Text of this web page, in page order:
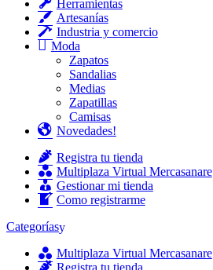
Herramientas
Artesanías
Industria y comercio
Moda
Zapatos
Sandalias
Medias
Zapatillas
Camisas
Novedades!
Registra tu tienda
Multiplaza Virtual Mercasanare
Gestionar mi tienda
Como registrarme
Categorías
Multiplaza Virtual Mercasanare